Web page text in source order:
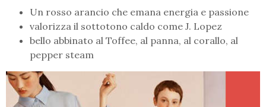
Un rosso arancio che emana energia e passione
valorizza il sottotono caldo come J. Lopez
bello abbinato al Toffee, al panna, al corallo, al
pepper steam